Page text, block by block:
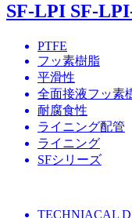
SF-LPI SF-
PTFE
フッ素樹脂
平滑性
全面接液フッ素
耐腐食性
ライニング配管
ライニング
SFシリーズ
TECHNIACAL